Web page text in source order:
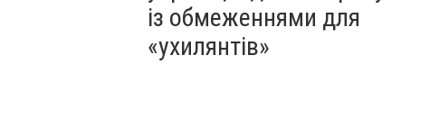
із обмеженнями для
«ухилянтів»